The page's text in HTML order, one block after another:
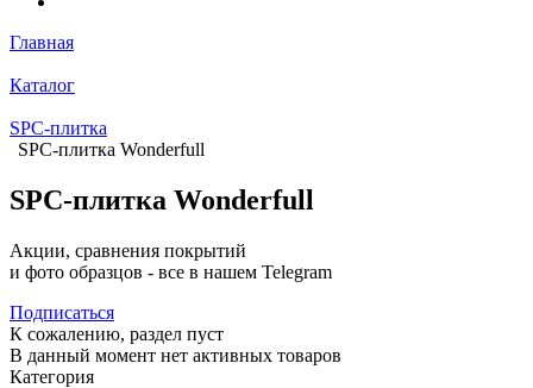
Главная
Каталог
SPC-плитка
SPC-плитка Wonderfull
SPC-плитка Wonderfull
Акции, сравнения покрытий
и фото образцов - все в нашем Telegram
Подписаться
К сожалению, раздел пуст
В данный момент нет активных товаров
Категория